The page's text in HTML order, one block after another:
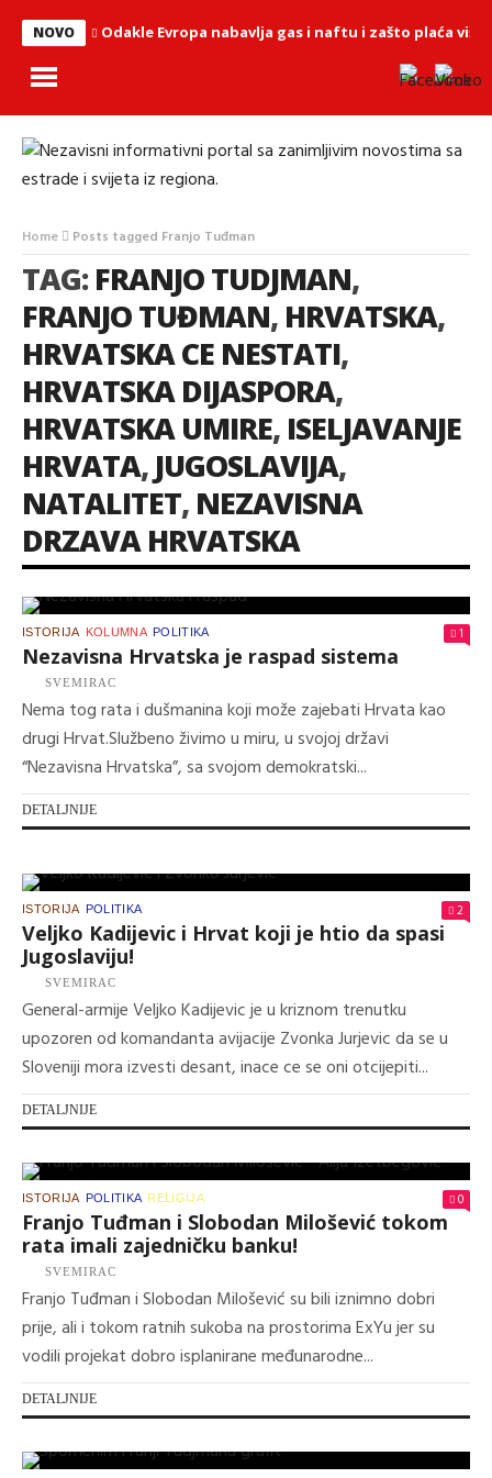
NOVO Odakle Evropa nabavlja gas i naftu i zašto plaća više
Home Posts tagged Franjo Tuđman
TAG:FRANJO TUDJMAN,
FRANJO TUĐMAN, HRVATSKA,
HRVATSKA CE NESTATI,
HRVATSKA DIJASPORA,
HRVATSKA UMIRE, ISELJAVANJE
HRVATA, JUGOSLAVIJA,
NATALITET, NEZAVISNA
DRZAVA HRVATSKA
ISTORIJA KOLUMNA POLITIKA 1
Nezavisna Hrvatska je raspad sistema
SVEMIRAC
Nema tog rata i dušmanina koji može zajebati Hrvata kao
drugi Hrvat.Službeno živimo u miru, u svojoj državi
“Nezavisna Hrvatska”, sa svojom demokratski...
DETALJNIJE
ISTORIJA POLITIKA 2
Veljko Kadijevic i Hrvat koji je htio da spasi
Jugoslaviju!
SVEMIRAC
General-armije Veljko Kadijevic je u kriznom trenutku
upozoren od komandanta avijacije Zvonka Jurjevic da se u
Sloveniji mora izvesti desant, inace ce se oni otcijepiti...
DETALJNIJE
ISTORIJA POLITIKA RELIGIJA 0
Franjo Tuđman i Slobodan Milošević tokom
rata imali zajedničku banku!
SVEMIRAC
Franjo Tuđman i Slobodan Milošević su bili iznimno dobri
prije, ali i tokom ratnih sukoba na prostorima ExYu jer su
vodili projekat dobro isplanirane međunarodne...
DETALJNIJE